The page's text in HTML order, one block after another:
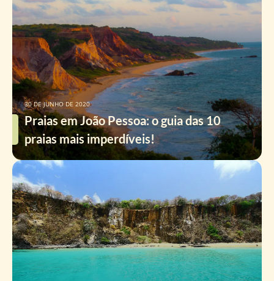
Praias em João Pessoa: o guia das 10
praias mais imperdíveis!
30 DE JUNHO DE 2020